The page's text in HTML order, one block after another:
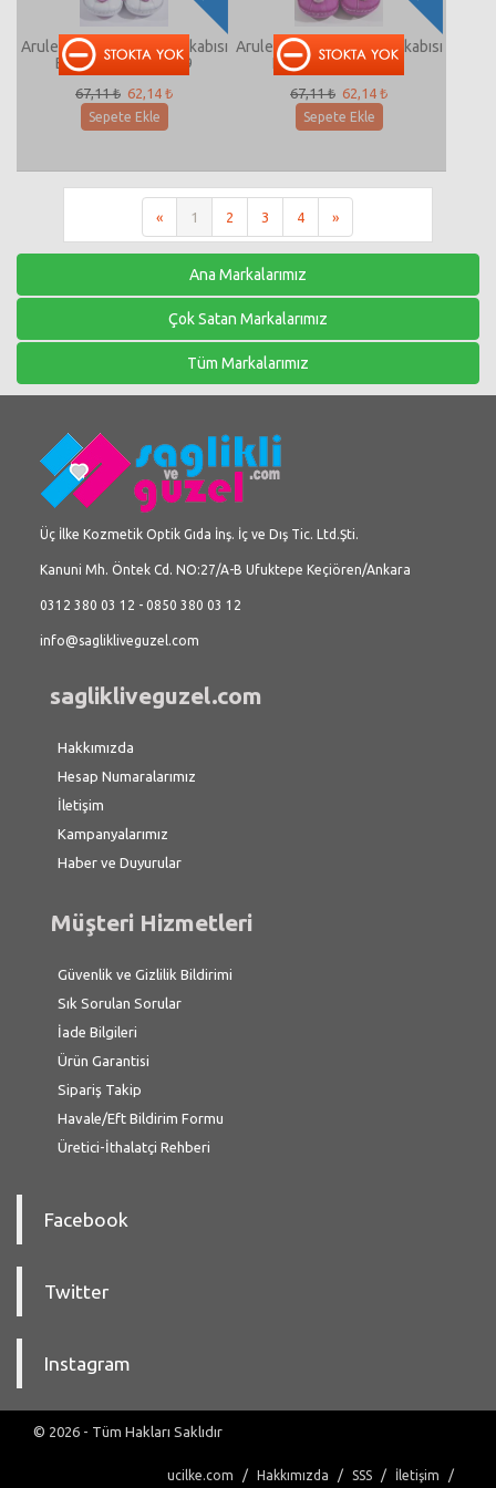
Arulens 027 Bebek Ayakkabısı
Beyaz Pembe No:19
67,11 ₺ 62,14 ₺
Sepete Ekle
Arulens 027 Bebek Ayakkabısı
Fuşya Pembe No:21
67,11 ₺ 62,14 ₺
Sepete Ekle
« 1 2 3 4 »
Ana Markalarımız
Çok Satan Markalarımız
Tüm Markalarımız
Üç İlke Kozmetik Optik Gıda İnş. İç ve Dış Tic. Ltd.Şti.
Kanuni Mh. Öntek Cd. NO:27/A-B Ufuktepe Keçiören/Ankara
0312 380 03 12 - 0850 380 03 12
info@saglikliveguzel.com
saglikliveguzel.com
Hakkımızda
Hesap Numaralarımız
İletişim
Kampanyalarımız
Haber ve Duyurular
Müşteri Hizmetleri
Güvenlik ve Gizlilik Bildirimi
Sık Sorulan Sorular
İade Bilgileri
Ürün Garantisi
Sipariş Takip
Havale/Eft Bildirim Formu
Üretici-İthalatçi Rehberi
Facebook
Twitter
Instagram
© 2026 - Tüm Hakları Saklıdır
ucilke.com Hakkımızda SSS İletişim